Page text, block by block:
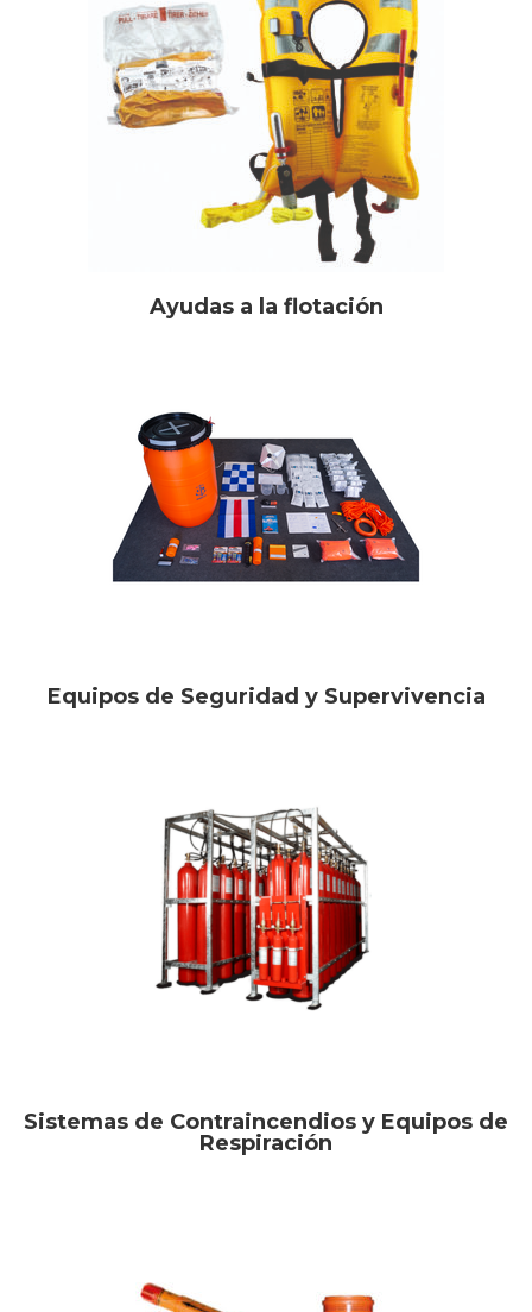
Ayudas a la flotación
Equipos de Seguridad y Supervivencia
Sistemas de Contraincendios y Equipos de
Respiración